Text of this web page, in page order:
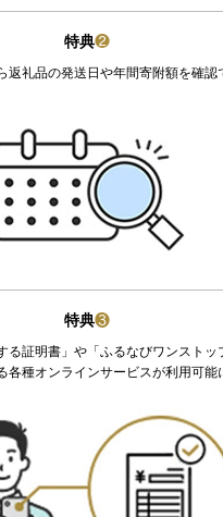
特典❷
返礼品の発送日や年間寄附額を確認
特典❸
る証明書」や「ふるなびワンストッ
各種オンラインサービスが利用可能